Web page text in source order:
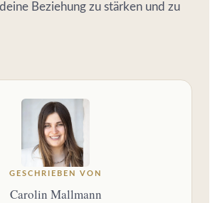
Beziehung zu stärken und zu
GESCHRIEBEN VON
Carolin Mallmann